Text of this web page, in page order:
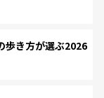
歩き方が選ぶ2026